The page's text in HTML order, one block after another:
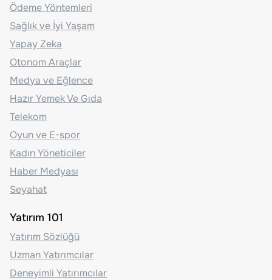
Ödeme Yöntemleri
Sağlık ve İyi Yaşam
Yapay Zeka
Otonom Araçlar
Medya ve Eğlence
Hazır Yemek Ve Gıda
Telekom
Oyun ve E-spor
Kadın Yöneticiler
Haber Medyası
Seyahat
Yatırım 101
Yatırım Sözlüğü
Uzman Yatırımcılar
Deneyimli Yatırımcılar